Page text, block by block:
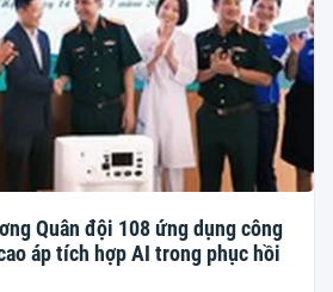
Quân đội 108 ứng dụng công
áp tích hợp AI trong phục hồi